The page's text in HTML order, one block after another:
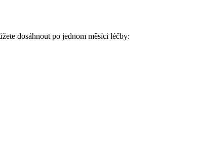
dosáhnout po jednom měsíci léčby: